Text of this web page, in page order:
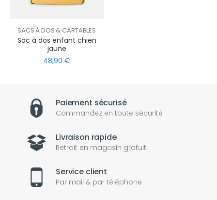
SACS À DOS & CARTABLES
Sac à dos enfant chien
jaune
48,90 €
Paiement sécurisé
Commandez en toute sécurité
Livraison rapide
Retrait en magasin gratuit
Service client
Par mail & par téléphone